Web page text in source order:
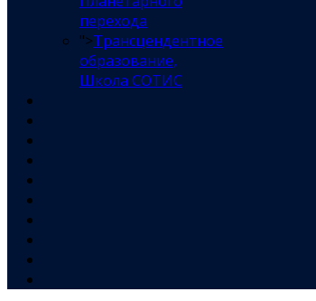
перехода
">Трансцендентное
образование,
Школа СОТИС